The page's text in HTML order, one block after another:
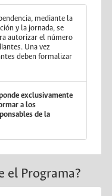
mediante la
y la jornada, se
autorizar el número
Una vez
deben formalizar
exclusivamente
a los
de la
el Programa?